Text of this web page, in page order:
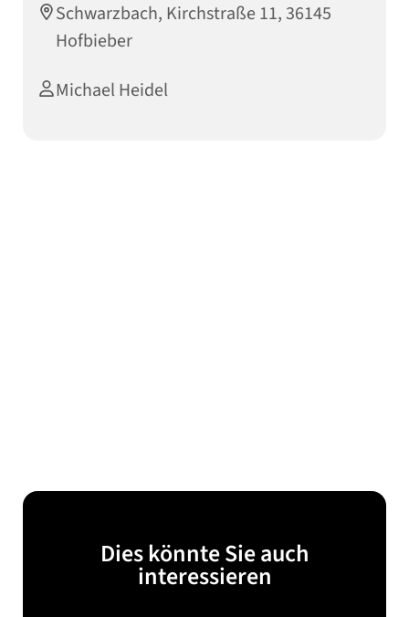
Schwarzbach, Kirchstraße 11, 36145
Hofbieber
Michael Heidel
Dies könnte Sie auch
interessieren